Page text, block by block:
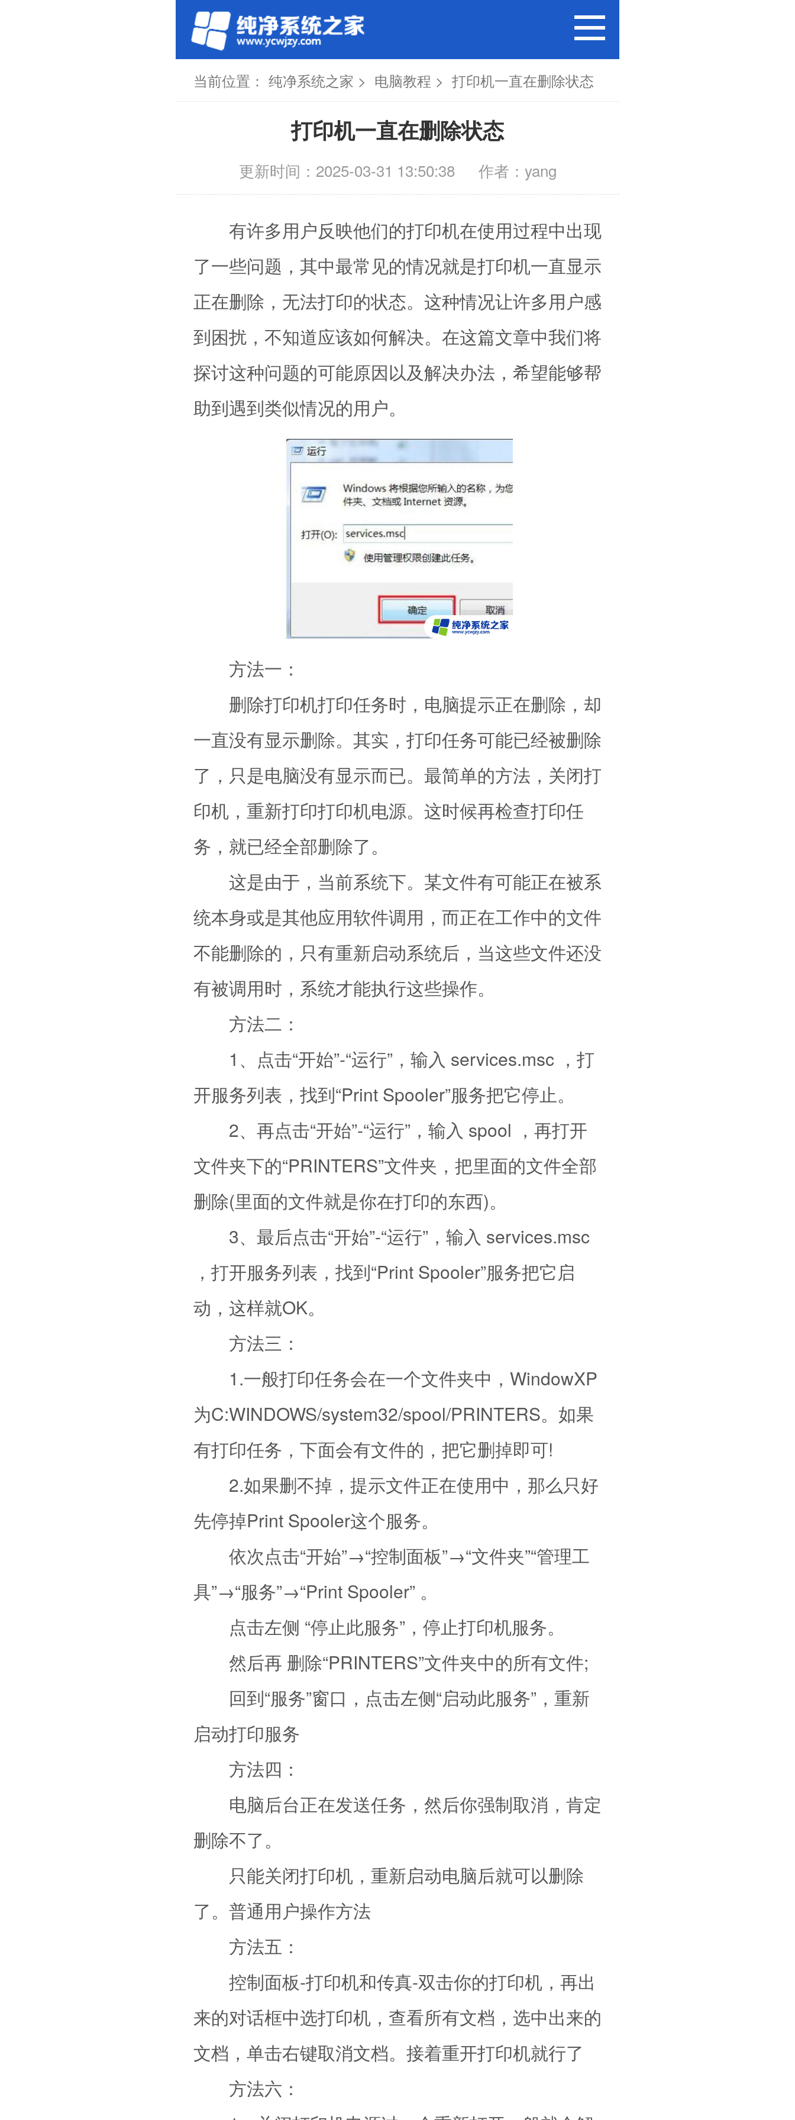
当前位置： 纯净系统之家 > 电脑教程 > 打印机一直在删除状态
打印机一直在删除状态
更新时间：2025-03-31 13:50:38 作者：yang
有许多用户反映他们的打印机在使用过程中出现
了一些问题，其中最常见的情况就是打印机一直显示
正在删除，无法打印的状态。这种情况让许多用户感
到困扰，不知道应该如何解决。在这篇文章中我们将
探讨这种问题的可能原因以及解决办法，希望能够帮
助到遇到类似情况的用户。
方法一：
删除打印机打印任务时，电脑提示正在删除，却
一直没有显示删除。其实，打印任务可能已经被删除
了，只是电脑没有显示而已。最简单的方法，关闭打
印机，重新打印打印机电源。这时候再检查打印任
务，就已经全部删除了。
这是由于，当前系统下。某文件有可能正在被系
统本身或是其他应用软件调用，而正在工作中的文件
不能删除的，只有重新启动系统后，当这些文件还没
有被调用时，系统才能执行这些操作。
方法二：
1、点击“开始”-“运行”，输入 services.msc ，打
开服务列表，找到“Print Spooler”服务把它停止。
2、再点击“开始”-“运行”，输入 spool ，再打开
文件夹下的“PRINTERS”文件夹，把里面的文件全部
删除(里面的文件就是你在打印的东西)。
3、最后点击“开始”-“运行”，输入 services.msc
，打开服务列表，找到“Print Spooler”服务把它启
动，这样就OK。
方法三：
1.一般打印任务会在一个文件夹中，WindowXP
为C:WINDOWS/system32/spool/PRINTERS。如果
有打印任务，下面会有文件的，把它删掉即可!
2.如果删不掉，提示文件正在使用中，那么只好
先停掉Print Spooler这个服务。
依次点击“开始”→“控制面板”→“文件夹”“管理工
具”→“服务”→“Print Spooler” 。
点击左侧 “停止此服务”，停止打印机服务。
然后再 删除“PRINTERS”文件夹中的所有文件;
回到“服务”窗口，点击左侧“启动此服务”，重新
启动打印服务
方法四：
电脑后台正在发送任务，然后你强制取消，肯定
删除不了。
只能关闭打印机，重新启动电脑后就可以删除
了。普通用户操作方法
方法五：
控制面板-打印机和传真-双击你的打印机，再出
来的对话框中选打印机，查看所有文档，选中出来的
文档，单击右键取消文档。接着重开打印机就行了
方法六：